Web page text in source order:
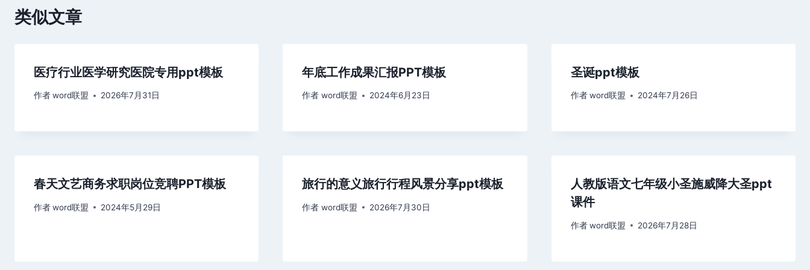
类似文章
医疗行业医学研究医院专用ppt模板
作者word联盟 2026年7月31日
年底工作成果汇报PPT模板
作者 word联盟 2024年6月23日
圣诞ppt模板
作者 word联盟 2024年7月26日
春天文艺商务求职岗位竞聘PPT模板
作者word联盟 2024年5月29日
旅行的意义旅行行程风景分享ppt模板
作者 word联盟 2026年7月30日
人教版语文七年级小圣施威降大圣ppt
课件
作者 word联盟 2026年7月28日